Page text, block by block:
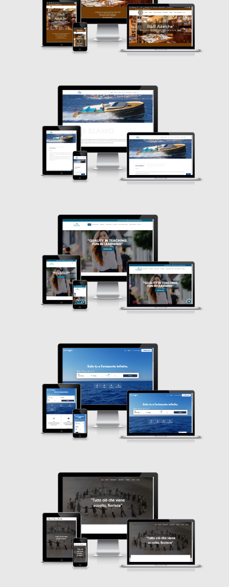
Kosmoslanguageschool
Fondazione Brandolese